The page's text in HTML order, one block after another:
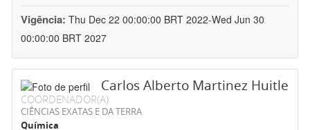
Vigência: Thu Dec 22 00:00:00 BRT 2022-Wed Jun 30
00:00:00 BRT 2027
Carlos Alberto Martinez Huitle
COORDENADOR(A)
CIÊNCIAS EXATAS E DA TERRA
Química